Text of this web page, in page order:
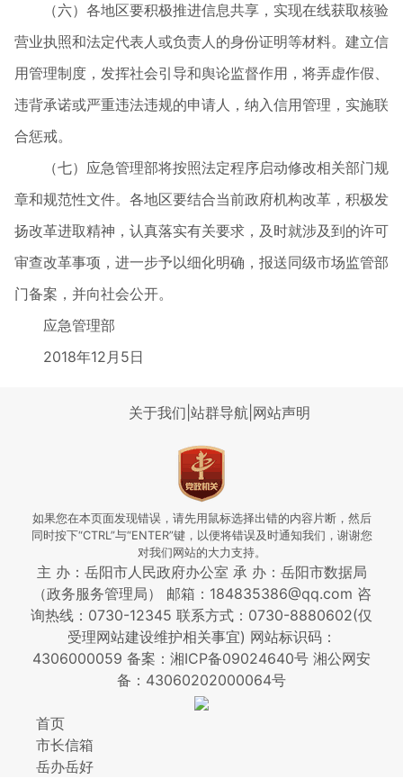
（六）各地区要积极推进信息共享，实现在线获取核验
营业执照和法定代表人或负责人的身份证明等材料。建立信
用管理制度，发挥社会引导和舆论监督作用，将弄虚作假、
违背承诺或严重违法违规的申请人，纳入信用管理，实施联
合惩戒。
（七）应急管理部将按照法定程序启动修改相关部门规
章和规范性文件。各地区要结合当前政府机构改革，积极发
扬改革进取精神，认真落实有关要求，及时就涉及到的许可
审查改革事项，进一步予以细化明确，报送同级市场监管部
门备案，并向社会公开。
应急管理部
2018年12月5日
关于我们 站群导航 网站声明
如果您在本页面发现错误，请先用鼠标选择出错的内容片断，然后
同时按下“CTRL”与“ENTER”键，以便将错误及时通知我们，谢谢您
对我们网站的大力支持。
主 办：岳阳市人民政府办公室 承 办：岳阳市数据局
（政务服务管理局） 邮箱：184835386@qq.com 咨
询热线：0730-12345 联系方式：0730-8880602(仅
受理网站建设维护相关事宜) 网站标识码：
4306000059 备案：湘ICP备09024640号 湘公网安
备：43060202000064号
首页
市长信箱
岳办岳好